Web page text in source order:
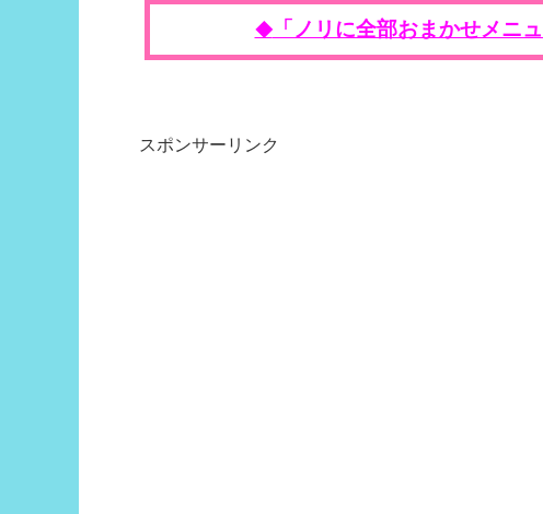
◆「ノリに全部おまかせメニ
スポンサーリンク